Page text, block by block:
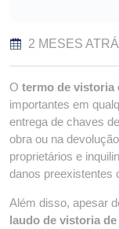
2 MESES
O termo de vistoria
importantes em
entrega de chaves
obra ou na
proprietários e
danos preexistentes
Além disso, apesar
laudo de vistoria